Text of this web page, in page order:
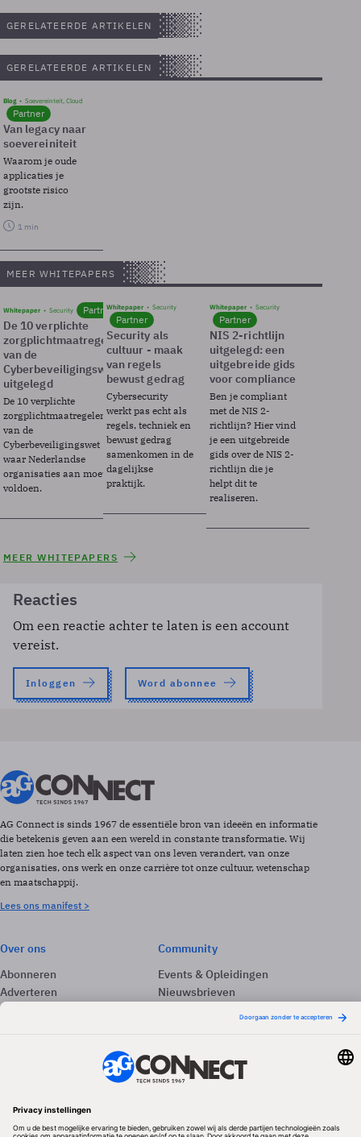
GERELATEERDE ARTIKELEN
GERELATEERDE ARTIKELEN
Blog Soevereinteit, Cloud
Partner
Van legacy naar
soevereiniteit
Waarom je oude
applicaties je
grootste risico
zijn.
1 min
MEER WHITEPAPERS
Whitepaper Security Partner
De 10 verplichte
zorgplichtmaatregelen
van de
Cyberbeveiligingswet
uitgelegd
De 10 verplichte
zorgplichtmaatregelen
van de
Cyberbeveiligingswet
waar Nederlandse
organisaties aan moeten
voldoen.
Whitepaper Security
Partner
Security als
cultuur - maak
van regels
bewust gedrag
Cybersecurity
werkt pas echt als
regels, techniek en
bewust gedrag
samenkomen in de
dagelijkse
praktijk.
Whitepaper Security
Partner
NIS 2-richtlijn
uitgelegd: een
uitgebreide gids
voor compliance
Ben je compliant
met de NIS 2-
richtlijn? Hier vind
je een uitgebreide
gids over de NIS 2-
richtlijn die je
helpt dit te
realiseren.
MEER WHITEPAPERS
Reacties
Om een reactie achter te laten is een account
vereist.
Inloggen Word abonnee
AG Connect is sinds 1967 de essentiële bron van ideeën en informatie
die betekenis geven aan een wereld in constante transformatie. Wij
laten zien hoe tech elk aspect van ons leven verandert, van onze
organisaties, ons werk en onze carrière tot onze cultuur, wetenschap
en maatschappij.
Lees ons manifest >
Over ons
Abonneren
Adverteren
Contact
Community
Events & Opleidingen
Nieuwsbrieven